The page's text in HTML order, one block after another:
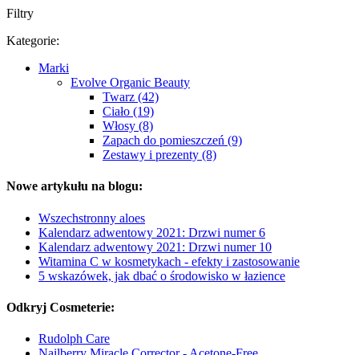
Filtry
Kategorie:
Marki
Evolve Organic Beauty
Twarz (42)
Ciało (19)
Włosy (8)
Zapach do pomieszczeń (9)
Zestawy i prezenty (8)
Nowe artykułu na blogu:
Wszechstronny aloes
Kalendarz adwentowy 2021: Drzwi numer 6
Kalendarz adwentowy 2021: Drzwi numer 10
Witamina C w kosmetykach - efekty i zastosowanie
5 wskazówek, jak dbać o środowisko w łazience
Odkryj Cosmeterie:
Rudolph Care